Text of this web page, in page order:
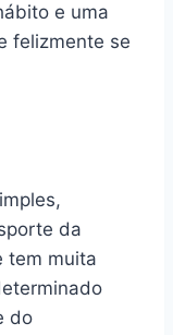
e uma
felizmente se
da
tem muita
do